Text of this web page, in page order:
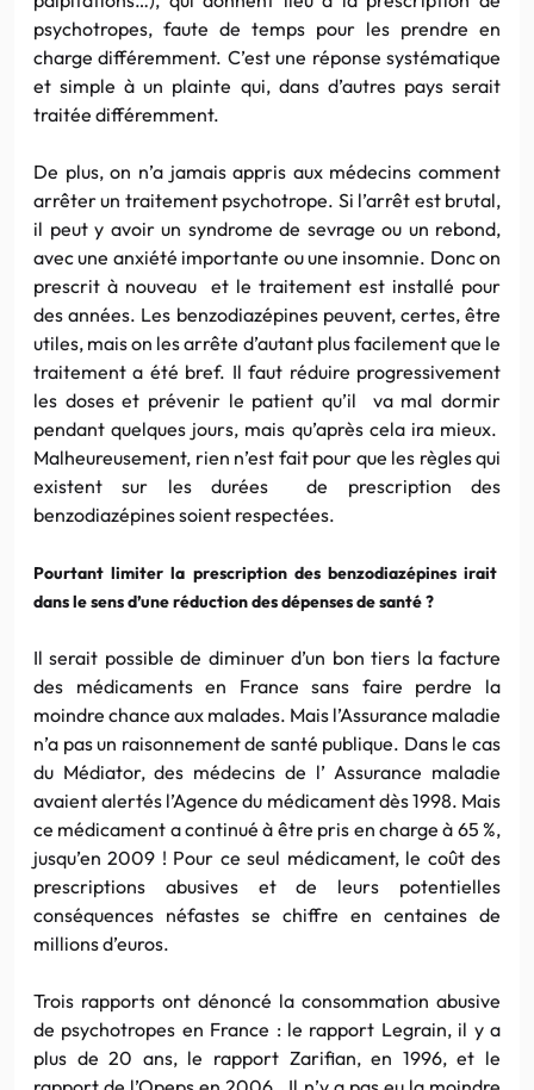
psychotropes, faute de temps pour les prendre en
charge différemment. C’est une réponse systématique
et simple à un plainte qui, dans d’autres pays serait
traitée différemment.
De plus, on n’a jamais appris aux médecins comment
arrêter un traitement psychotrope. Si l’arrêt est brutal,
il peut y avoir un syndrome de sevrage ou un rebond,
avec une anxiété importante ou une insomnie. Donc on
prescrit à nouveau et le traitement est installé pour
des années. Les benzodiazépines peuvent, certes, être
utiles, mais on les arrête d’autant plus facilement que le
traitement a été bref. Il faut réduire progressivement
les doses et prévenir le patient qu’il va mal dormir
pendant quelques jours, mais qu’après cela ira mieux.
Malheureusement, rien n’est fait pour que les règles qui
existent sur les durées de prescription des
benzodiazépines soient respectées.
Pourtant limiter la prescription des benzodiazépines irait
dans le sens d’une réduction des dépenses de santé ?
Il serait possible de diminuer d’un bon tiers la facture
des médicaments en France sans faire perdre la
moindre chance aux malades. Mais l’Assurance maladie
n’a pas un raisonnement de santé publique. Dans le cas
du Médiator, des médecins de l’ Assurance maladie
avaient alertés l’Agence du médicament dès 1998. Mais
ce médicament a continué à être pris en charge à 65 %,
jusqu’en 2009 ! Pour ce seul médicament, le coût des
prescriptions abusives et de leurs potentielles
conséquences néfastes se chiffre en centaines de
millions d’euros.
Trois rapports ont dénoncé la consommation abusive
de psychotropes en France : le rapport Legrain, il y a
plus de 20 ans, le rapport Zarifian, en 1996, et le